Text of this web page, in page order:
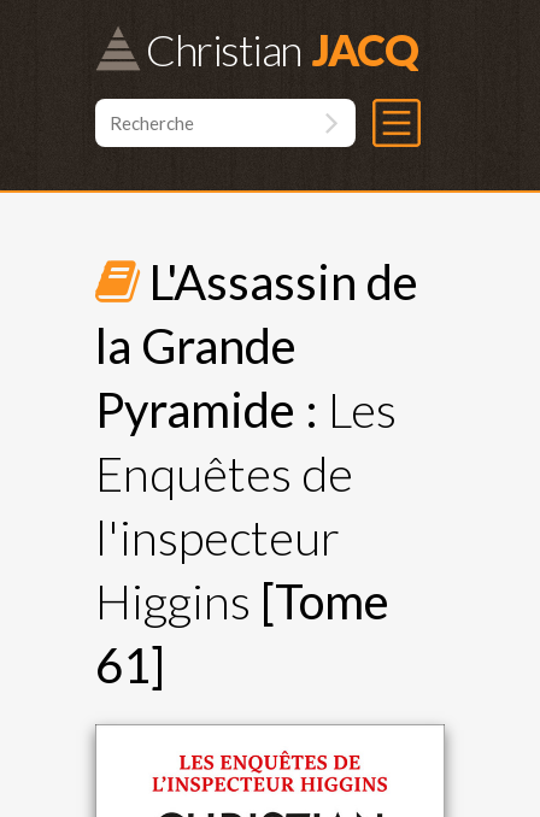
Christian
L'Assassin de
la Grande
Pyramide : Les
Enquêtes de
l'inspecteur
Higgins [Tome
61]